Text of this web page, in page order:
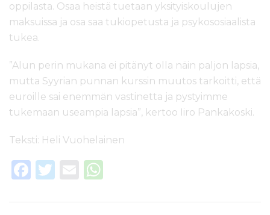
oppilasta. Osaa heistä tuetaan yksityiskoulujen
maksuissa ja osa saa tukiopetusta ja psykososiaalista
tukea.
”Alun perin mukana ei pitänyt olla näin paljon lapsia,
mutta Syyrian punnan kurssin muutos tarkoitti, että
euroille sai enemmän vastinetta ja pystyimme
tukemaan useampia lapsia”, kertoo Iiro Pankakoski.
Teksti: Heli Vuohelainen
F
T
E